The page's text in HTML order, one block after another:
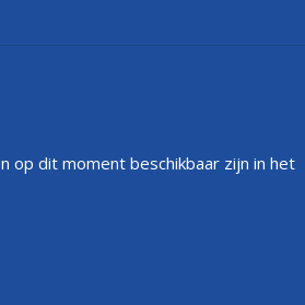
op dit moment beschikbaar zijn in het